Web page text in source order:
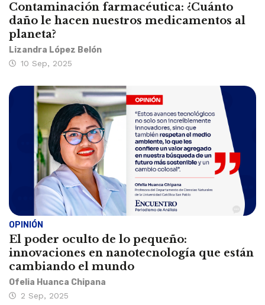
Contaminación farmacéutica: ¿Cuánto
daño le hacen nuestros medicamentos al
planeta?
Lizandra López Belón
10 Sep, 2025
OPINIÓN
El poder oculto de lo pequeño:
innovaciones en nanotecnología que están
cambiando el mundo
Ofelia Huanca Chipana
2 Sep, 2025